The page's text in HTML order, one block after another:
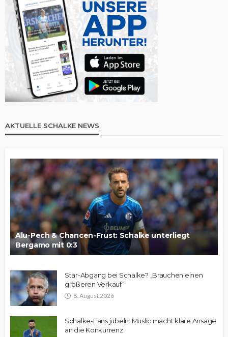
AKTUELLE SCHALKE NEWS
Alu-Pech & Chancen-Frust: Schalke unterliegt
Bergamo mit 0:3
Star-Abgang bei Schalke? „Brauchen einen
größeren Verkauf“
8. August 2026
Schalke-Fans jubeln: Muslic macht klare Ansage
an die Konkurrenz